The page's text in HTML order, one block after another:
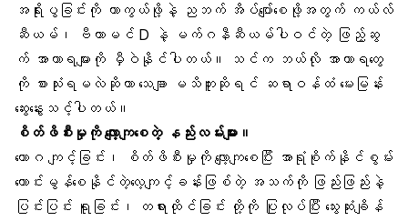
အရိုးပွခြင်းကို ကာကွယ်ဖို့နဲ့ ညဘက် အိပ်ပျော်စေဖို့အတွက် ကယ်လ်
ဆီယမ်၊ ဗီတာမင် D နဲ့ မက်ဂနီဆီယမ်ပါဝင်တဲ့ ဖြည့်ဆွ
က် အာဟာရများကို မှီဝဲနိုင်ပါတယ်။ သင်က ဘယ်လို အာဟာရတွေ
ကို စားသုံးရမလဲဆိုတာ သေချာ မသိဘူးဆိုရင် ဆရာဝန်ထံ မေးမြန်း
ဆွေးနွေးသင့်ပါတယ်။
စိတ်ဖိစီးမှုကို လျော့ကျစေတဲ့ နည်းလမ်းများ။
ယောဂ ကျင့်ခြင်း၊ စိတ်ဖိစီးမှုကို လျော့ကျစေပြီး အာရုံစိုက်နိုင်စွမ်း
ကောင်းမွန်စေနိုင်တဲ့လေ့ကျင့်ခန်းဖြစ်တဲ့ အသက်ကို ဖြည်းဖြည်းနဲ့
ပြင်းပြင်း ရူခြင်း၊ တရားထိုင်ခြင်း တို့ကို ပြုလုပ်ပြီး သွေးဆုံးချိန်